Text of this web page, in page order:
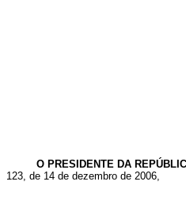
O PRESIDENTE DA
123, de 14 de dezembro de 2006,